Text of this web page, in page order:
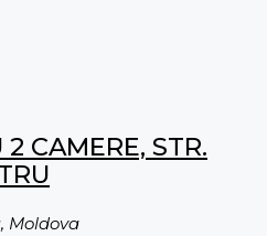
CAMERE, STR.
Moldova